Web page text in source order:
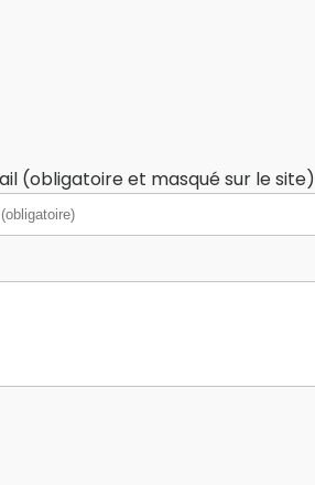
(obligatoire et masqué sur le site)